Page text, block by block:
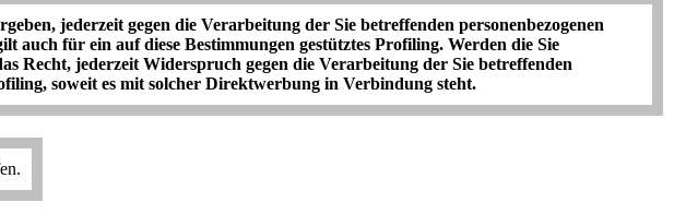
jederzeit gegen die Verarbeitung der Sie betreffenden personenbezogenen
für ein auf diese Bestimmungen gestütztes Profiling. Werden die Sie
Recht, jederzeit Widerspruch gegen die Verarbeitung der Sie betreffenden
soweit es mit solcher Direktwerbung in Verbindung steht.